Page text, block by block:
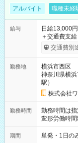
アルバイト 職種未経
給与
日給13,000
＋交通費支給 ★交通費全額支給！ ┗案件により規定あり ★日払
いOK！（規
ンビニATMから
交通費別
勤務地
横浜市西区
神奈川県横
駅）
株式会社
勤務時間
勤務時間は指
変形労働時間制 想
～21：00
期間 単発・1日の